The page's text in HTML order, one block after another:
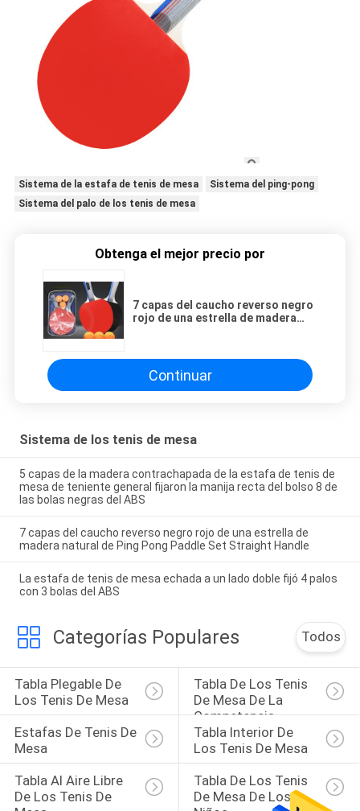
Sistema de la estafa de tenis de mesa
Sistema del ping-pong
Sistema del palo de los tenis de mesa
Obtenga el mejor precio por
7 capas del caucho reverso negro
rojo de una estrella de madera
Continuar
Sistema de los tenis de mesa
5 capas de la madera contrachapada de la estafa de tenis de
mesa de teniente general fijaron la manija recta del bolso 8 de
las bolas negras del ABS
7 capas del caucho reverso negro rojo de una estrella de
madera natural de Ping Pong Paddle Set Straight Handle
La estafa de tenis de mesa echada a un lado doble fijó 4 palos
con 3 bolas del ABS
Categorías Populares Todos
Tabla Plegable De
Los Tenis De Mesa
Tabla De Los Tenis
De Mesa De La
Competencia
Estafas De Tenis De
Mesa
Tabla Interior De
Los Tenis De Mesa
Tabla Al Aire Libre
De Los Tenis De
Tabla De Los Tenis
De Mesa De Los